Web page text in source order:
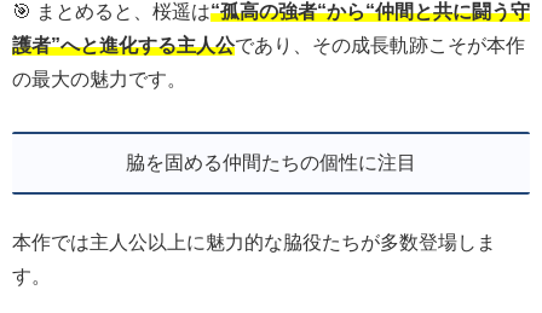
🎯 まとめると、桜遥は“孤高の強者“から“仲間と共に闘う守
護者”へと進化する主人公であり、その成長軌跡こそが本作
の最大の魅力です。
脇を固める仲間たちの個性に注目
本作では主人公以上に魅力的な脇役たちが多数登場しま
す。